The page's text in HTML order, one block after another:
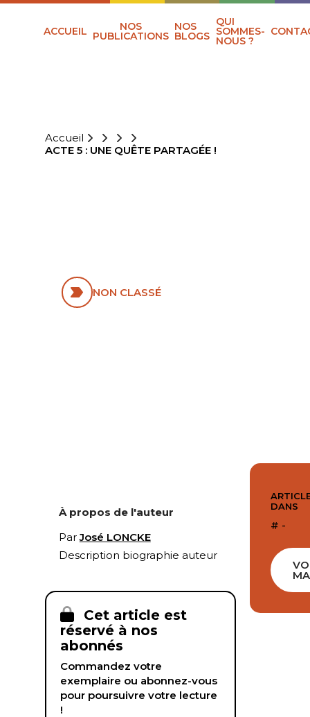
ACCUEIL NOS
PUBLICATIONS
NOS
BLOGS
QUI
SOMMES-
NOUS ?
Accueil
ACTE 5 : UNE QUÊTE PARTAGÉE !
NON CLASSÉ
À propos de l'auteur
ParJosé LONCKE
Description biographie auteur
Cet article est
réservé à nos
abonnés
Commandez votre
exemplaire ou abonnez-vous
pour poursuivre votre lecture
!
DANS
# -